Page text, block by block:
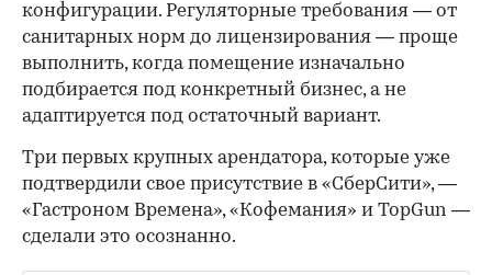
конфигурации. Регуляторные требования — от
санитарных норм до лицензирования — проще
выполнить, когда помещение изначально
подбирается под конкретный бизнес, а не
адаптируется под остаточный вариант.
Три первых крупных арендатора, которые уже
подтвердили свое присутствие в «СберСити», —
«Гастроном Времена», «Кофемания» и TopGun —
сделали это осознанно.